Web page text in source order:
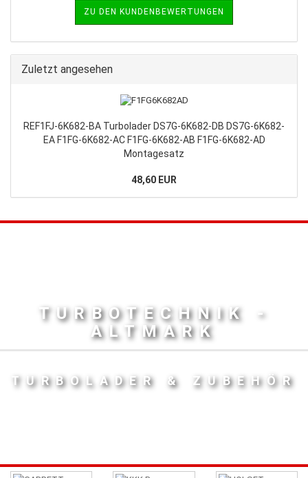
ZU DEN KUNDENBEWERTUNGEN
Zuletzt angesehen
REF1FJ-6K682-BA Turbolader DS7G-6K682-DB DS7G-6K682-
EA F1FG-6K682-AC F1FG-6K682-AB F1FG-6K682-AD
Montagesatz
48,60 EUR
TURBOTECHNIK -
ALTMARK
TURBOLADER & ZUBEHÖR